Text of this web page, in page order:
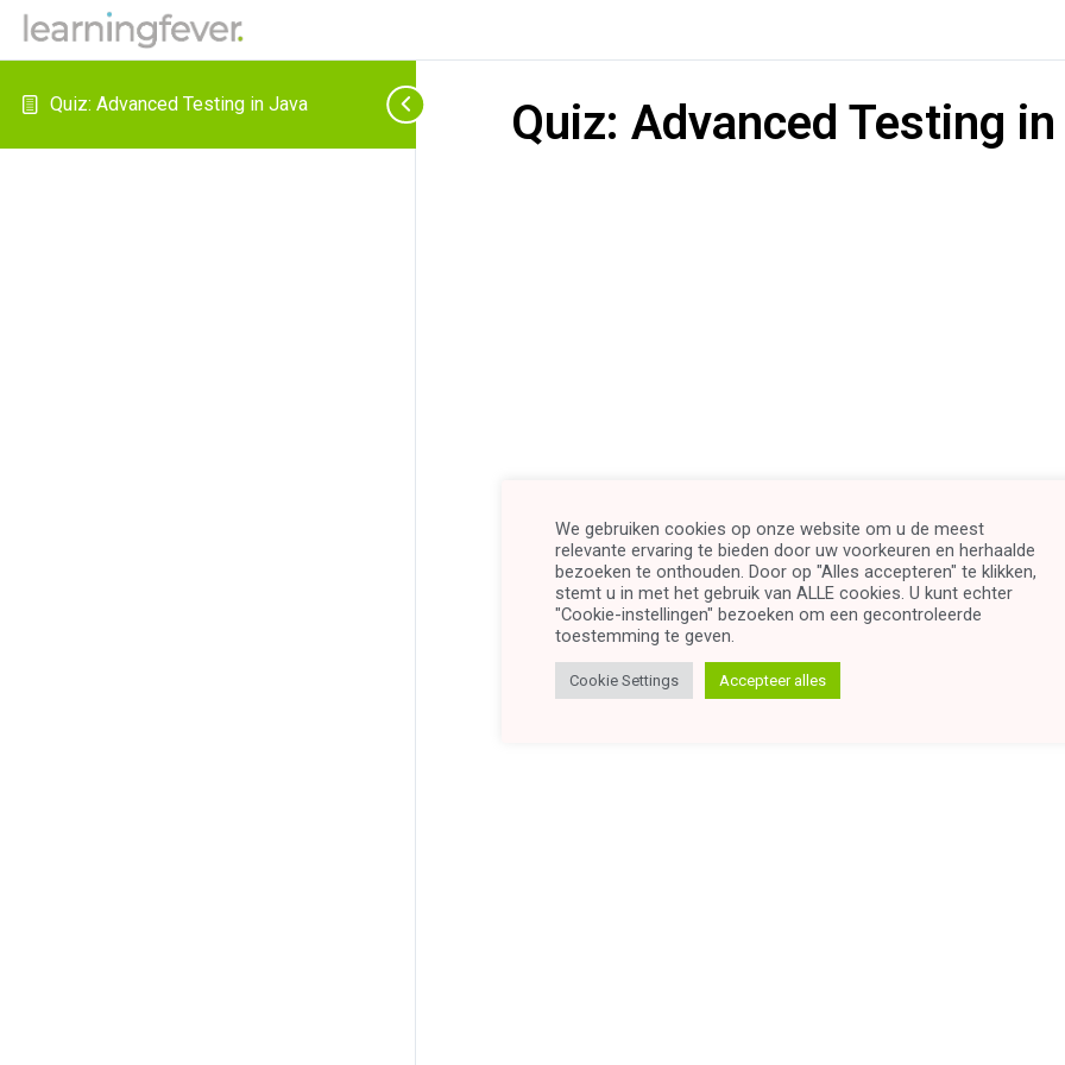
Quiz: Advanced Testing in Java Quiz: Advanced Testing
We gebruiken cookies op onze website om u de meest
relevante ervaring te bieden door uw voorkeuren en herhaalde
bezoeken te onthouden. Door op "Alles accepteren" te klikken,
stemt u in met het gebruik van ALLE cookies. U kunt echter
"Cookie-instellingen" bezoeken om een ​​gecontroleerde
toestemming te geven.
Cookie Settings Accepteer alles